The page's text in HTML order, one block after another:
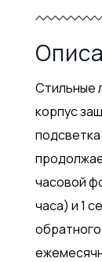
Стильные
корпус
часовой
часа) и 1